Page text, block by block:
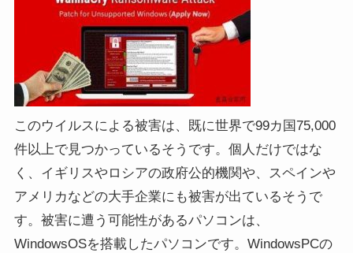
このウイルスによる被害は、既に世界で99カ国75,000
件以上で見つかっているそうです。個人だけではな
く、イギリスやロシアの政府公的機関や、スペインや
アメリカなどの大手企業にも被害が出ているそうで
す。被害に遭う可能性があるパソコンは、
WindowsOSを搭載したパソコンです。WindowsPCの